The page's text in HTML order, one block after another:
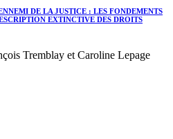
DE LA JUSTICE : LES FONDEMENTS
EXTINCTIVE DES DROITS
Tremblay et Caroline Lepage